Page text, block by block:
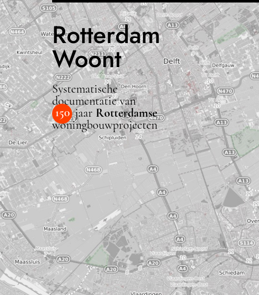
Rotterdam
Woont
Systematische
documentatie van
150jaar Rotterdamse
woningbouwprojecten